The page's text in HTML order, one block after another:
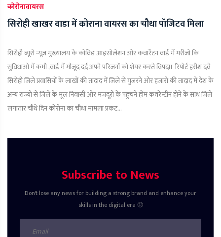
कोरोनावायरस
सिरोही खाखर वाडा में कोराना वायरस का चौथा पॉजिटव मिला
सिरोही ब्यूरो न्यूज़ मुख्यालय के कोविड आइसोलेशन ओर कवारेंटन वार्ड में मरीजो कि
सुविधाओ में कमी ,वार्ड में मौजूद दर्द अपने परिजनों को शेयर करते विपदा। रिपोर्ट हरीश दवे
सिरोही जिले प्रवासियों के लाखों की तादाद में जिले से गुजरने ओर हजारो की तादाद में देश के
अन्य राज्यो से जिले के मूल निवासी ओर मजदूरों के पहुचने होम कवरेन्टीन होने के साथ जिले
लगातार चौथे दिन कोरोना का चौथा मामला प्रकट...
Subscribe to News
Don't lose any news for building a strong brand and enhance your
skills in the digital era 🙂